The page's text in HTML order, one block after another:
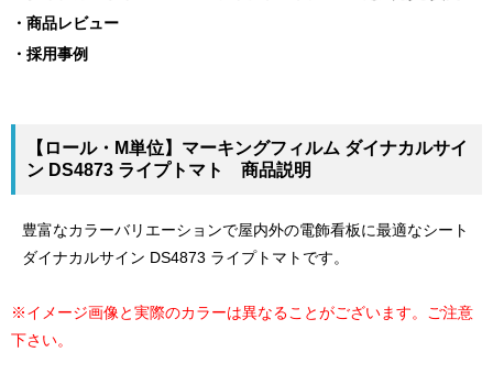
商品レビュー
採用事例
【ロール・M単位】マーキングフィルム ダイナカルサイ
ン DS4873 ライプトマト 商品説明
豊富なカラーバリエーションで屋内外の電飾看板に最適なシート
ダイナカルサイン DS4873 ライプトマトです。
※イメージ画像と実際のカラーは異なることがございます。ご注意
下さい。